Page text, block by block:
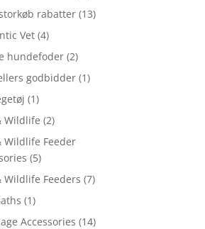
storkøb rabatter (13)
Vet (4)
hundefoder (2)
godbidder (1)
(1)
Wildlife (2)
Wildlife Feeder
(5)
Wildlife Feeders (7)
(1)
Accessories (14)